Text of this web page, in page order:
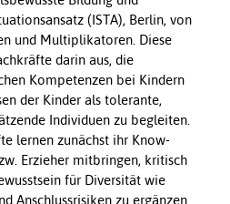
(ISTA), Berlin, von
und Multiplikatoren. Diese
darin aus, die
Kompetenzen bei Kindern
der Kinder als tolerante,
Individuen zu begleiten.
lernen zunächst ihr Know-
Erzieher mitbringen, kritisch
für Diversität wie
Anschlussrisiken zu ergänzen